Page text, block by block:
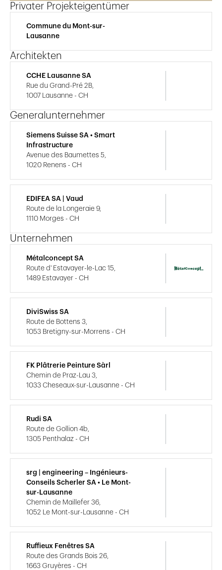
Privater Projekteigentümer
Commune du Mont-sur-
Lausanne
Architekten
CCHE Lausanne SA
Rue du Grand-Pré 2B,
1007 Lausanne - CH
Generalunternehmer
Siemens Suisse SA • Smart
Infrastructure
Avenue des Baumettes 5,
1020 Renens - CH
EDIFEA SA | Vaud
Route de la Longeraie 9,
1110 Morges - CH
Unternehmen
Métalconcept SA
Route d' Estavayer-le-Lac 15,
1489 Estavayer - CH
DiviSwiss SA
Route de Bottens 3,
1053 Bretigny-sur-Morrens - CH
FK Plâtrerie Peinture Sàrl
Chemin de Praz-Lau 3,
1033 Cheseaux-sur-Lausanne - CH
Rudi SA
Route de Gollion 4b,
1305 Penthalaz - CH
srg | engineering – Ingénieurs-
Conseils Scherler SA • Le Mont-
sur-Lausanne
Chemin de Maillefer 36,
1052 Le Mont-sur-Lausanne - CH
Ruffieux Fenêtres SA
Route des Grands Bois 26,
1663 Gruyères - CH